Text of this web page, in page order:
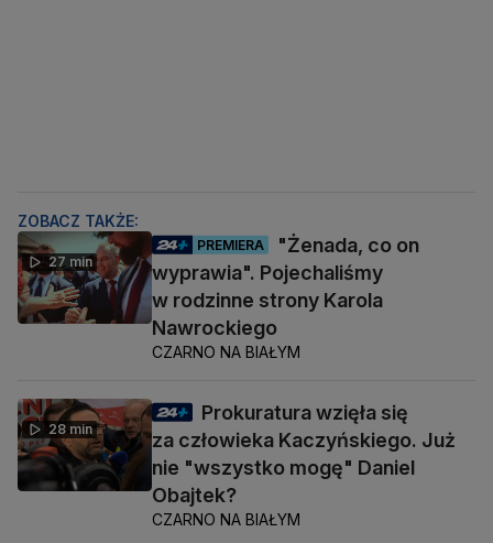
ZOBACZ TAKŻE:
27 min
PREMIERA
"Żenada, co on
wyprawia". Pojechaliśmy
w rodzinne strony Karola
Nawrockiego
CZARNO NA BIAŁYM
28 min
Prokuratura wzięła się
za człowieka Kaczyńskiego. Już
nie "wszystko mogę" Daniel
Obajtek?
CZARNO NA BIAŁYM